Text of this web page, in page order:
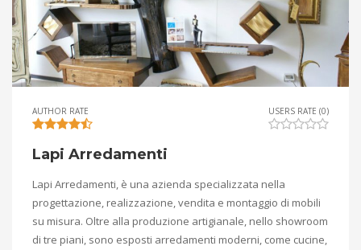
AUTHOR RATE USERS RATE (0)
Lapi Arredamenti
Lapi Arredamenti, è una azienda specializzata nella
progettazione, realizzazione, vendita e montaggio di mobili
su misura. Oltre alla produzione artigianale, nello showroom
di tre piani, sono esposti arredamenti moderni, come cucine,